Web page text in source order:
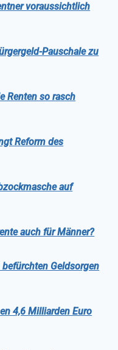
voraussichtlich
Pauschale zu
Renten so rasch
Reform des
auf
auch für Männer?
Geldsorgen
4,6 Milliarden Euro